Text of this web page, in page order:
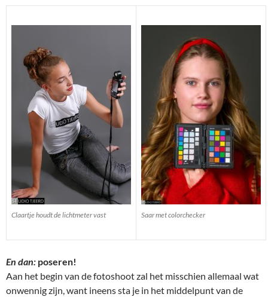
Claartje houdt de lichtmeter vast Saar met colorchecker
En dan: poseren!
Aan het begin van de fotoshoot zal het misschien allemaal wat
onwennig zijn, want ineens sta je in het middelpunt van de